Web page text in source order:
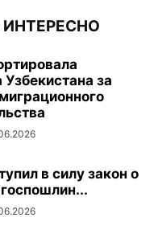
за
в силу закон о